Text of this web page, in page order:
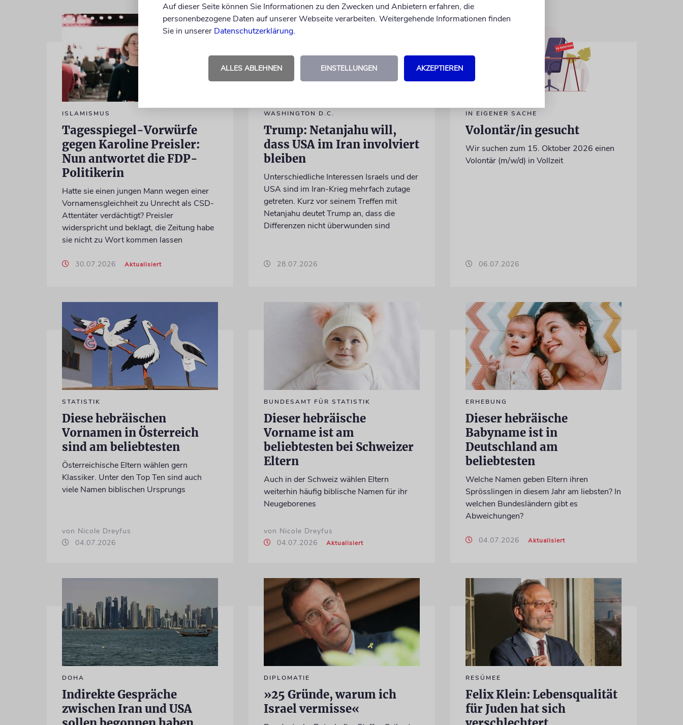
ISLAMISMUS
Tagesspiegel-Vorwürfe
gegen Karoline Preisler:
Nun antwortet die FDP-
Politikerin
Hatte sie einen jungen Mann wegen einer
Vornamensgleichheit zu Unrecht als CSD-
Attentäter verdächtigt? Preisler
widerspricht und beklagt, die Zeitung habe
sie nicht zu Wort kommen lassen
30.07.2026 Aktualisiert
WASHINGTON D.C.
Trump: Netanjahu will,
dass USA im Iran involviert
bleiben
Unterschiedliche Interessen Israels und der
USA sind im Iran-Krieg mehrfach zutage
getreten. Kurz vor seinem Treffen mit
Netanjahu deutet Trump an, dass die
Differenzen nicht überwunden sind
28.07.2026
IN EIGENER SACHE
Volontär/in gesucht
Wir suchen zum 15. Oktober 2026 einen
Volontär (m/w/d) in Vollzeit
06.07.2026
STATISTIK
Diese hebräischen
Vornamen in Österreich
sind am beliebtesten
Österreichische Eltern wählen gern
Klassiker. Unter den Top Ten sind auch
viele Namen biblischen Ursprungs
von Nicole Dreyfus
04.07.2026
BUNDESAMT FÜR STATISTIK
Dieser hebräische
Vorname ist am
beliebtesten bei Schweizer
Eltern
Auch in der Schweiz wählen Eltern
weiterhin häufig biblische Namen für ihr
Neugeborenes
von Nicole Dreyfus
04.07.2026
Aktualisiert
ERHEBUNG
Dieser hebräische
Babyname ist in
Deutschland am
beliebtesten
Welche Namen geben Eltern ihren
Sprösslingen in diesem Jahr am liebsten? In
welchen Bundesländern gibt es
Abweichungen?
04.07.2026 Aktualisiert
DOHA
Indirekte Gespräche
zwischen Iran und USA
DIPLOMATIE
»25 Gründe, warum ich
Israel vermisse«
RESÜMEE
Felix Klein: Lebensqualität
für Juden hat sich
Auf dieser Seite können Sie Informationen zu den Zwecken und Anbietern erfahren, die
personenbezogene Daten auf unserer Webseite verarbeiten. Weitergehende Informationen finden
Sie in unserer Datenschutzerklärung.
ALLES ABLEHNEN EINSTELLUNGEN AKZEPTIEREN